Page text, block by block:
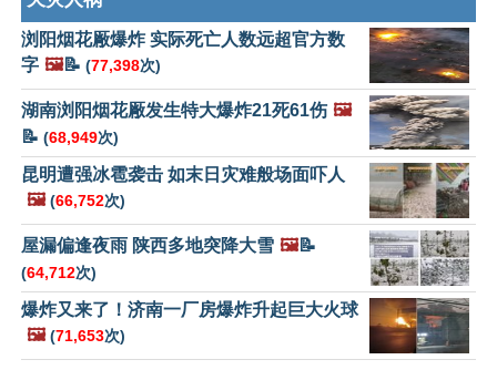
浏阳烟花厰爆炸 实际死亡人数远超官方数
字 🖼️📝 (77,398次)
湖南浏阳烟花厰发生特大爆炸21死61伤 🖼️
📝 (68,949次)
昆明遭强冰雹袭击 如末日灾难般场面吓人
🖼️ (66,752次)
屋漏偏逢夜雨 陕西多地突降大雪 🖼️📝
(64,712次)
爆炸又来了！济南一厂房爆炸升起巨大火球
🖼️ (71,653次)